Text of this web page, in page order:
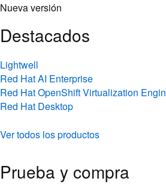
Nueva versión
Destacados
Lightwell
Red Hat AI Enterprise
Red Hat OpenShift Virtualization
Red Hat Desktop
Ver todos los productos
Prueba y compra